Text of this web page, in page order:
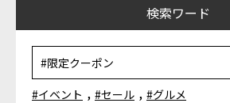
検索ワード
#イベント , #セール , #グルメ